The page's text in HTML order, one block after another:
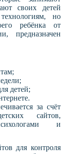
своих детей
но
ребёнка от
предназначен
детей;
за счёт
сайтов,
и
для контроля